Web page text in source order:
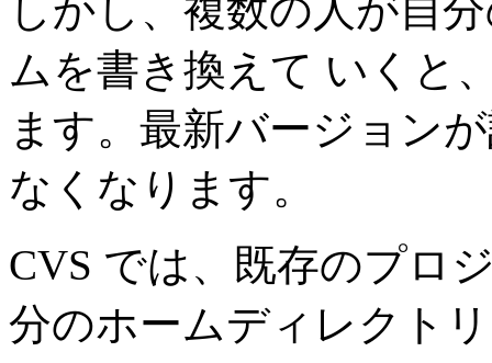
しかし、複数の人が自
ムを書き換えて いくと
ます。最新バージョン
なくなります。
CVS では、既存のプロ
分のホームディレクト